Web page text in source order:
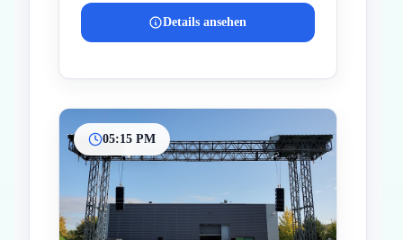
Details ansehen
05:15 PM